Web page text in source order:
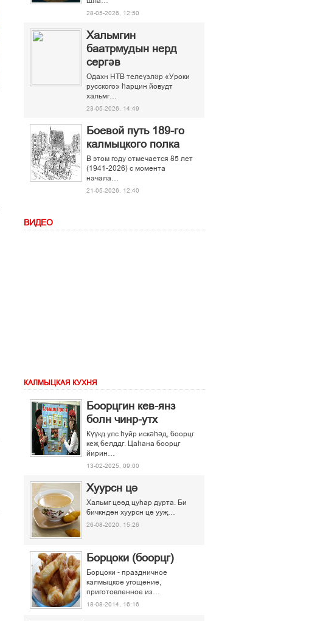
28-05-2026, 12:50
Хальмгин
баатрмудын нерд
сергәв
Одахн НТВ телеүзләр «Уроки
русского» һарцин йовудт
хальмг…
23-05-2026, 14:49
Боевой путь 189-го
калмыцкого полка
В этом году отмечается 85 лет
(1941-2026) с момента
начала…
21-05-2026, 12:40
ВИДЕО
КАЛМЫЦКАЯ КУХНЯ
Боорцгин кев-янз
болн чинр-утх
Күүкд улс һуйр искәһәд, боорцг
кеҗ белддг. Цаһана боорцг
йирин…
13-02-2025, 09:00
Хуурсн ці
Хальмг ціід цуєар дурта. Би
бичкндін хуурсн ці ууљ…
26-08-2020, 15:26
Борцоки (боорцг)
Борцоки - праздничное
калмыцкое угощение,
приготовленное из…
18-08-2014, 16:16